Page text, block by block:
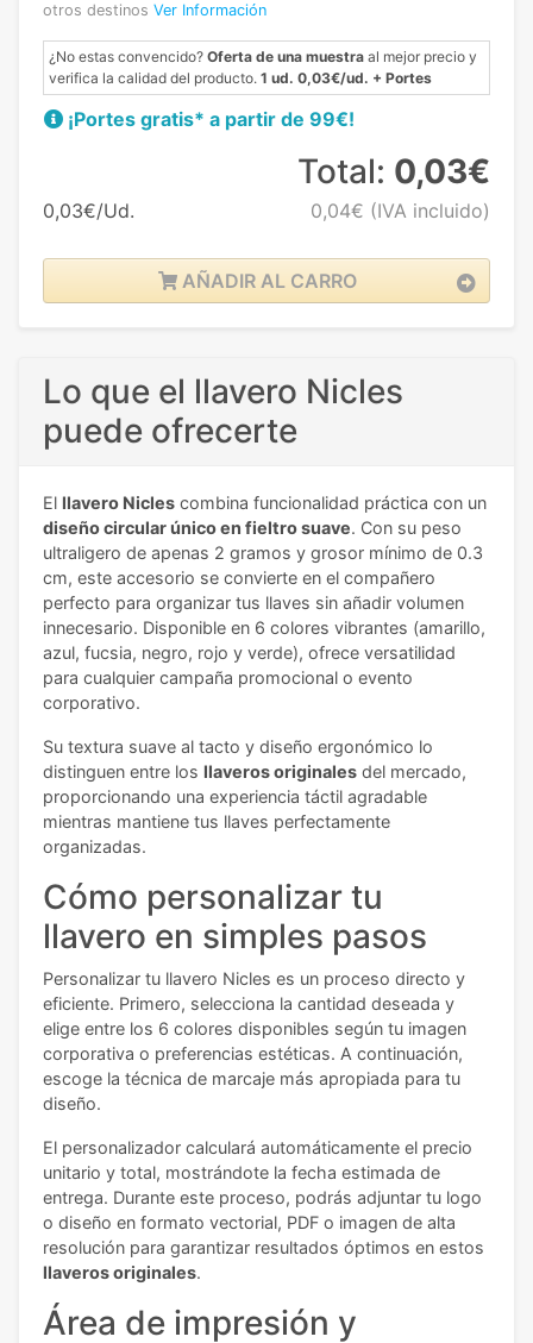
otros destinos Ver Información
¿No estas convencido? Oferta de una muestra al mejor precio y
verifica la calidad del producto. 1 ud. 0,03€/ud. + Portes
¡Portes gratis* a partir de 99€!
0,03€/Ud.
Total: 0,03€
0,04€ (IVA incluido)
AÑADIR AL CARRO
Lo que el llavero Nicles
puede ofrecerte
El llavero Nicles combina funcionalidad práctica con un
diseño circular único en fieltro suave. Con su peso
ultraligero de apenas 2 gramos y grosor mínimo de 0.3
cm, este accesorio se convierte en el compañero
perfecto para organizar tus llaves sin añadir volumen
innecesario. Disponible en 6 colores vibrantes (amarillo,
azul, fucsia, negro, rojo y verde), ofrece versatilidad
para cualquier campaña promocional o evento
corporativo.
Su textura suave al tacto y diseño ergonómico lo
distinguen entre los llaveros originales del mercado,
proporcionando una experiencia táctil agradable
mientras mantiene tus llaves perfectamente
organizadas.
Cómo personalizar tu
llavero en simples pasos
Personalizar tu llavero Nicles es un proceso directo y
eficiente. Primero, selecciona la cantidad deseada y
elige entre los 6 colores disponibles según tu imagen
corporativa o preferencias estéticas. A continuación,
escoge la técnica de marcaje más apropiada para tu
diseño.
El personalizador calculará automáticamente el precio
unitario y total, mostrándote la fecha estimada de
entrega. Durante este proceso, podrás adjuntar tu logo
o diseño en formato vectorial, PDF o imagen de alta
resolución para garantizar resultados óptimos en estos
llaveros originales.
Área de impresión y